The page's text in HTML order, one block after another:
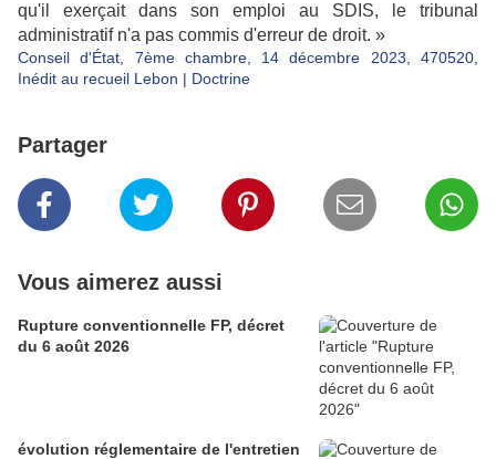
qu'il exerçait dans son emploi au SDIS, le tribunal
administratif n'a pas commis d'erreur de droit. »
Conseil d'État, 7ème chambre, 14 décembre 2023, 470520,
Inédit au recueil Lebon | Doctrine
Partager
Vous aimerez aussi
Rupture conventionnelle FP, décret
du 6 août 2026
évolution réglementaire de l'entretien